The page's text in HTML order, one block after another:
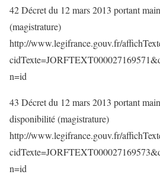
42 Décret du 12 mars 2013 portant
(magistrature)
http://www.legifrance.gouv.fr/
n=id
43 Décret du 12 mars 2013 portant
disponibilité (magistrature)
http://www.legifrance.gouv.fr/
n=id